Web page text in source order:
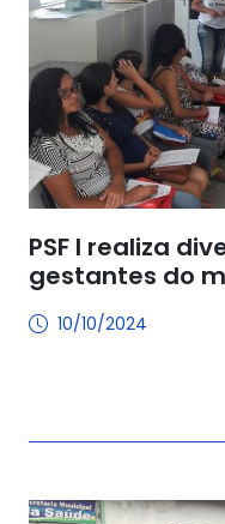
PSF I realiza
gestantes do
10/10/2024